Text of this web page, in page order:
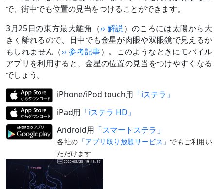
で、街中でも位置の見当をつけることができます。
3月25日の東方最大離角（›› 解説）のころには太陽から大
きく離れるので、日中でも金星が肉眼や双眼鏡で見えるか
もしれません（›› 参考記事）。このようなときにモバイル
アプリを利用すると、金星の位置の見当をつけやすくなる
でしょう。
iPhone/iPod touch用 「iステラ」
iPad用 「iステラ HD」
Android用 「スマートステラ」
各社の 「アプリ取り放題サービス」 でもご利用い
ただけます